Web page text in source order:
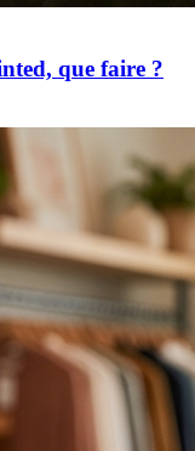
que faire ?